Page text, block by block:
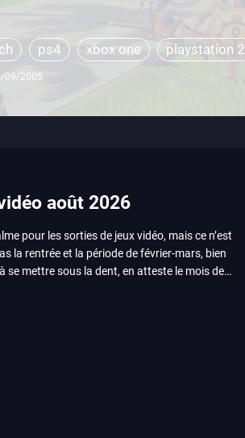
ps4 xbox one playstation 2
09/2005
août 2026
pour les sorties de jeux vidéo, mais ce n’est
la rentrée et la période de février-mars, bien
se mettre sous la dent, en atteste le mois de
montre que Game Freak sait faire autre
la période de Gamescom, avec Star Wars,
sortiront au mois de juin. Vous trouverez